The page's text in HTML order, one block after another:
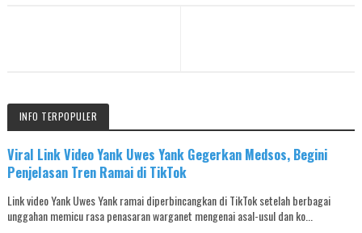
INFO TERPOPULER
Viral Link Video Yank Uwes Yank Gegerkan Medsos, Begini
Penjelasan Tren Ramai di TikTok
Link video Yank Uwes Yank ramai diperbincangkan di TikTok setelah berbagai
unggahan memicu rasa penasaran warganet mengenai asal-usul dan ko...